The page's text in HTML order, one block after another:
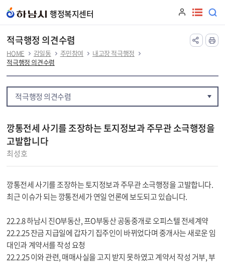
행정복지센터
적극행정 의견수렴
HOME 감일동 주민참여
내고장 적극행정
적극행정 의견수렴
적극행정 의견수렴
깡통전세 사기를 조장하는 토지정보과 주무관 소극행정을
고발합니다
최성호
깡통전세 사기를 조장하는 토지정보과 주무관 소극행정을 고발합니다.
최근 이슈가 되는 깡통전세가 연일 언론에 보도되고 있습니다.
22.2.8 하남시 진O부동산, 프O부동산 공동중개로 오피스텔 전세계약
22.2.25 잔금 지급일에 갑자기 집주인이 바뀌었다며 중개사는 새로운 임
대인과 계약서를 작성 요청
22.2.25 이와 관련, 매매사실을 고지 받지 못하였고 계약서 작성 거부, 부